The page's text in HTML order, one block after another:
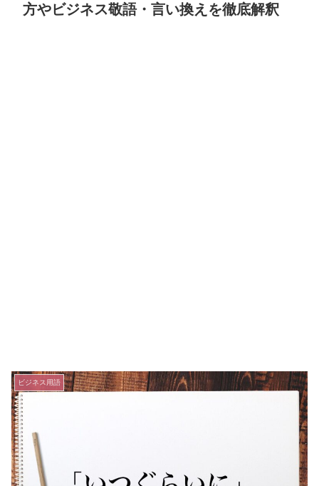
方やビジネス敬語・言い換えを徹底解釈
ビジネス用語